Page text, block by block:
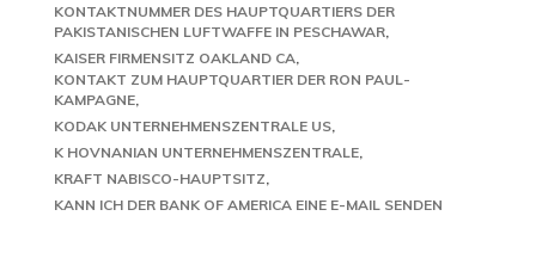
KONTAKTNUMMER DES HAUPTQUARTIERS DER
PAKISTANISCHEN LUFTWAFFE IN PESCHAWAR
KAISER FIRMENSITZ OAKLAND CA
KONTAKT ZUM HAUPTQUARTIER DER RON PAUL-
KAMPAGNE
KODAK UNTERNEHMENSZENTRALE US
K HOVNANIAN UNTERNEHMENSZENTRALE
KRAFT NABISCO-HAUPTSITZ
KANN ICH DER BANK OF AMERICA EINE E-MAIL SENDEN